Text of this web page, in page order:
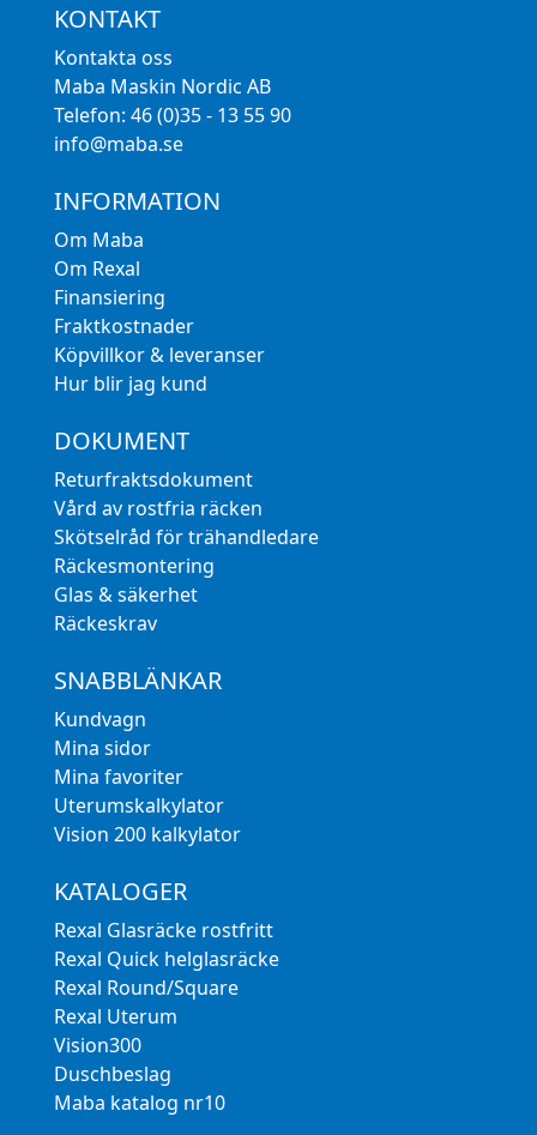
KONTAKT
Kontakta oss
Maba Maskin Nordic AB
Telefon: 46 (0)35 - 13 55 90
info@maba.se
INFORMATION
Om Maba
Om Rexal
Finansiering
Fraktkostnader
Köpvillkor & leveranser
Hur blir jag kund
DOKUMENT
Returfraktsdokument
Vård av rostfria räcken
Skötselråd för trähandledare
Räckesmontering
Glas & säkerhet
Räckeskrav
SNABBLÄNKAR
Kundvagn
Mina sidor
Mina favoriter
Uterumskalkylator
Vision 200 kalkylator
KATALOGER
Rexal Glasräcke rostfritt
Rexal Quick helglasräcke
Rexal Round/Square
Rexal Uterum
Vision300
Duschbeslag
Maba katalog nr10